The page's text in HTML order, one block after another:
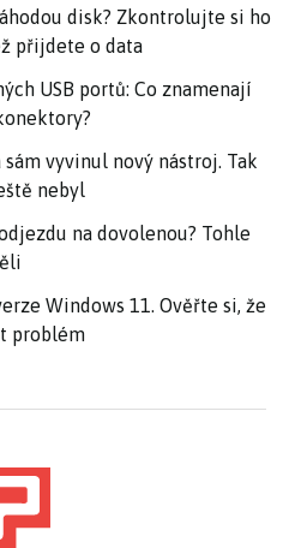
disk? Zkontrolujte si ho
přijdete o data
USB portů: Co znamenají
vyvinul nový nástroj. Tak
nebyl
na dovolenou? Tohle
Windows 11. Ověřte si, že
problém